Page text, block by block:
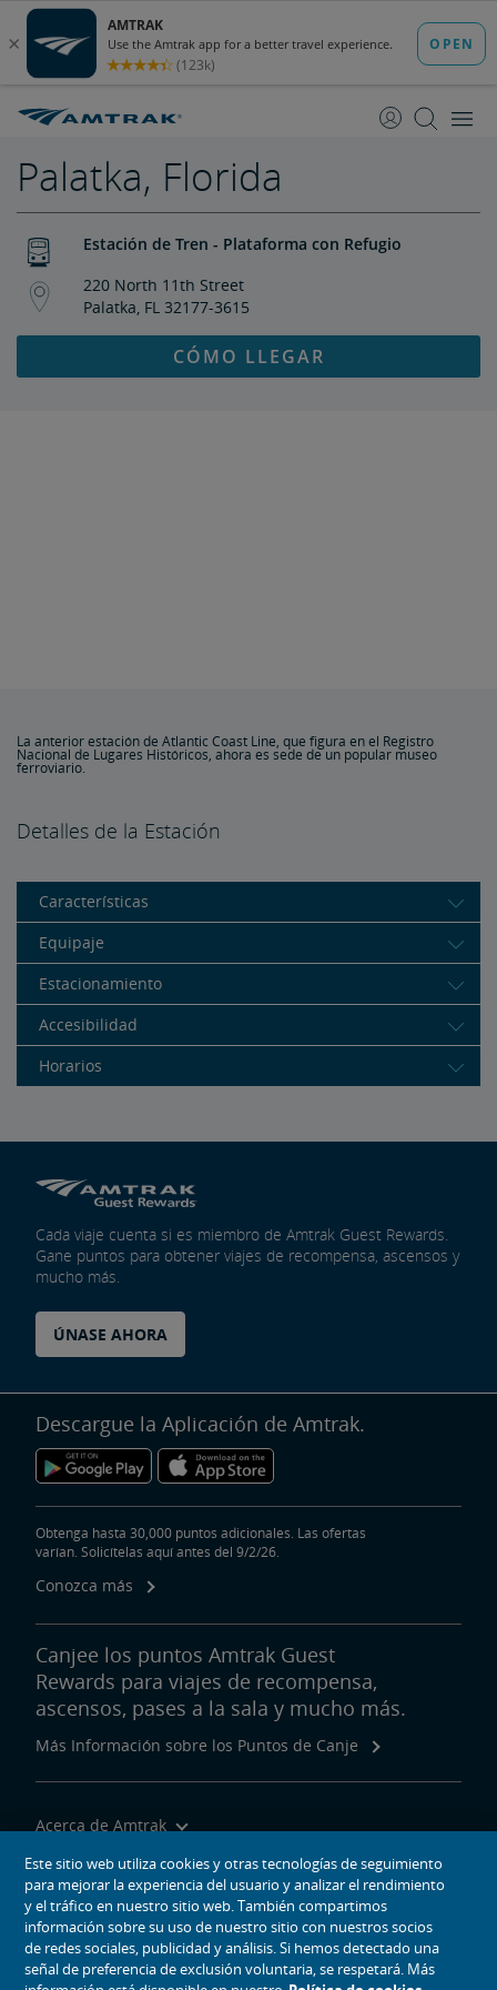
Contenido
Navegación
Palatka, Florida
Estación de Tren - Plataforma con Refugio
220 North 11th Street
Palatka, FL 32177-3615
CÓMO LLEGAR
La anterior estación de Atlantic Coast Line, que figura en el Registro
Nacional de Lugares Históricos, ahora es sede de un popular museo
ferroviario.
Detalles de la Estación
Características
Equipaje
Estacionamiento
Accesibilidad
Horarios
Cada viaje cuenta si es miembro de Amtrak Guest Rewards.
Gane puntos para obtener viajes de recompensa, ascensos y
mucho más.
ÚNASE AHORA
Descargue la Aplicación de Amtrak.
Obtenga hasta 30,000 puntos adicionales. Las ofertas
varían. Solicítelas aquí antes del 9/2/26.
Conozca más
Canjee los puntos Amtrak Guest
Rewards para viajes de recompensa,
ascensos, pases a la sala y mucho más.
Más Información sobre los Puntos de Canje
Acerca de Amtrak
Viajar con Nosotros
Herramientas del Sitio
Este sitio web utiliza cookies y otras tecnologías de seguimiento
para mejorar la experiencia del usuario y analizar el rendimiento
y el tráfico en nuestro sitio web. También compartimos
información sobre su uso de nuestro sitio con nuestros socios
de redes sociales, publicidad y análisis. Si hemos detectado una
señal de preferencia de exclusión voluntaria, se respetará. Más